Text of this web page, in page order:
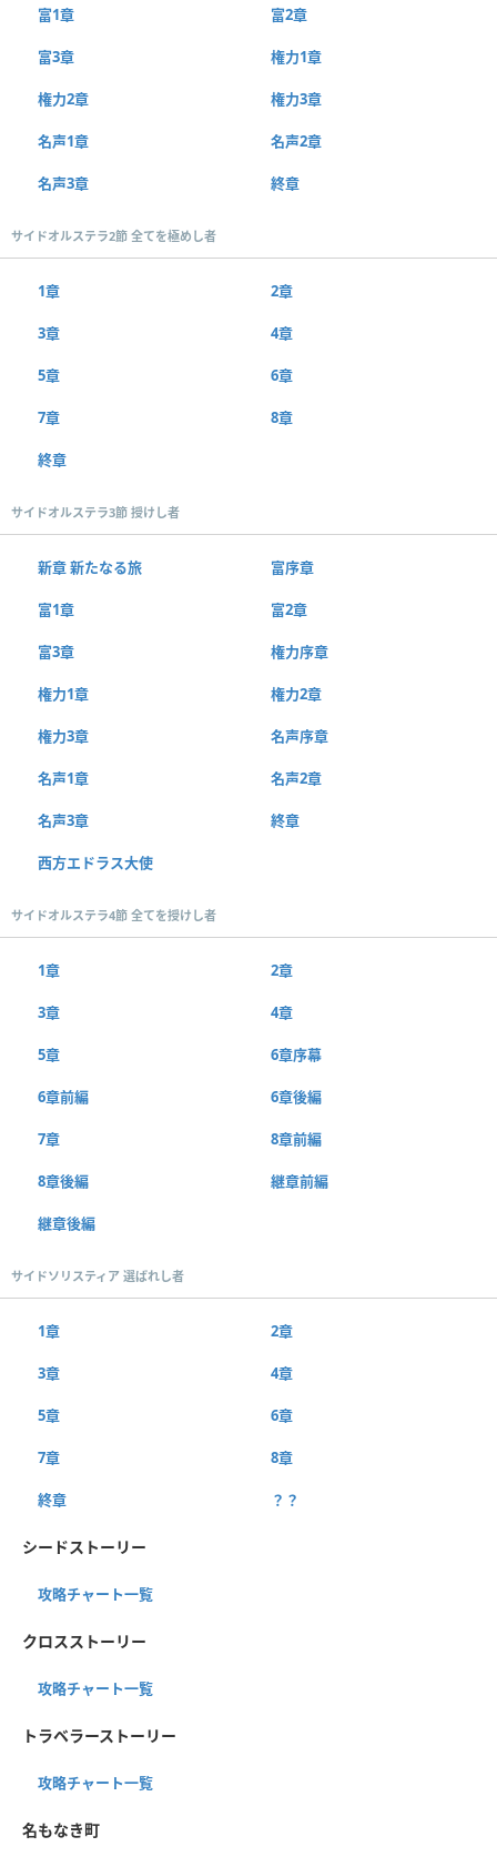
富1章 富2章
富3章 権力1章
権力2章 権力3章
名声1章 名声2章
名声3章 終章
サイドオルステラ2節 全てを極めし者
1章 2章
3章 4章
5章 6章
7章 8章
終章
サイドオルステラ3節 授けし者
新章 新たなる旅 富序章
富1章 富2章
富3章 権力序章
権力1章 権力2章
権力3章 名声序章
名声1章 名声2章
名声3章 終章
西方エドラス大使
サイドオルステラ4節 全てを授けし者
1章 2章
3章 4章
5章 6章序幕
6章前編 6章後編
7章 8章前編
8章後編 継章前編
継章後編
サイドソリスティア 選ばれし者
1章 2章
3章 4章
5章 6章
7章 8章
終章 ？？
シードストーリー
攻略チャート一覧
クロスストーリー
攻略チャート一覧
トラベラーストーリー
攻略チャート一覧
名もなき町